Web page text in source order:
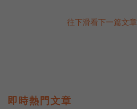
往下滑看下一篇文章
即時熱門文章